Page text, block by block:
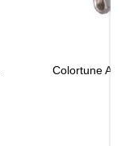
Colortune